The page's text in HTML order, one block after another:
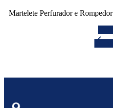
Martelete Perfurador e Rompedor
arrow_back